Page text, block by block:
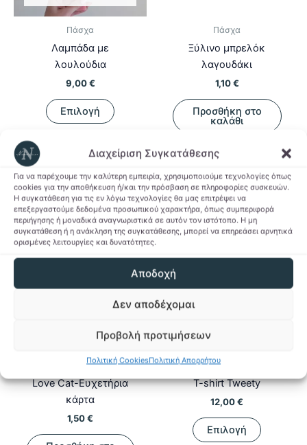
Διαχείριση Συγκατάθεσης
Για να παρέχουμε την καλύτερη εμπειρία, χρησιμοποιούμε τεχνολογίες όπως
cookies για την αποθήκευση ή/και την πρόσβαση σε πληροφορίες συσκευών.
Η συγκατάθεση για τις εν λόγω τεχνολογίες θα μας επιτρέψει να
επεξεργαστούμε δεδομένα προσωπικού χαρακτήρα, όπως συμπεριφορά
περιήγησης ή μοναδικά αναγνωριστικά σε αυτόν τον ιστότοπο. Η μη
συγκατάθεση ή η ανάκληση της συγκατάθεσης, μπορεί να επηρεάσει αρνητικά
ορισμένες λειτουργίες και δυνατότητες.
Αποδοχή
Δεν αποδέχομαι
Προβολή προτιμήσεων
Πολιτική CookiesΠολιτική Απορρήτου
Πάσχα
Λαμπάδα με
λουλούδια
9,00€
Επιλογή
το
έχει
παραλλαγές.
Οι
επιλογές
μπορούν
επιλεγούν
σελίδα
προϊόντος
Προσθήκη στη Λίστα
Πάσχα
Ξύλινο μπρελόκ
λαγουδάκι
1,10€
Προσθήκη στο
καλάθι
Προσθήκη στη Λίστα
Επιθυμιών
Handmade
Love Cat-Ευχετήρια
κάρτα
1,50€
Seasonal
T-shirt Tweety
12,00€
Επιλογή
το